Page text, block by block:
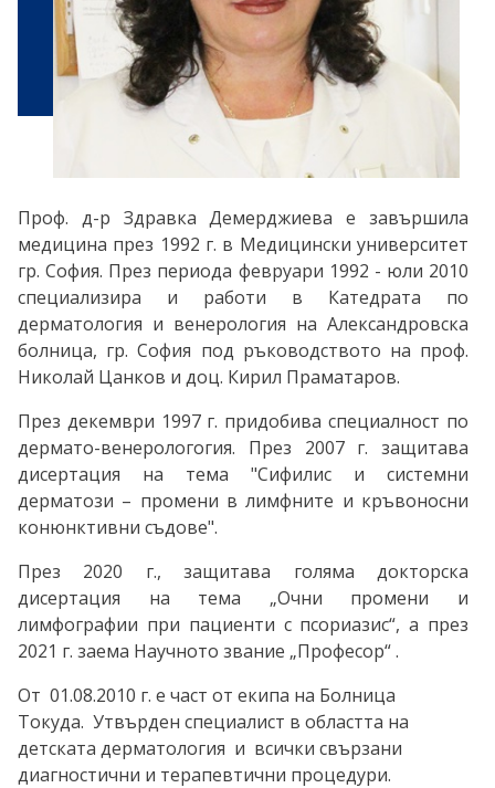
Проф. д-р Здравка Демерджиева е завършила
медицина през 1992 г. в Медицински университет
гр. София. През периода февруари 1992 - юли 2010
специализира и работи в Катедрата по
дерматология и венерология на Александровска
болница, гр. София под ръководството на проф.
Николай Цанков и доц. Кирил Праматаров.
През декември 1997 г. придобива специалност по
дермато-венерологогия. През 2007 г. защитава
дисертация на тема "Сифилис и системни
дерматози – промени в лимфните и кръвоносни
конюнктивни съдове".
През 2020 г., защитава голяма докторска
дисертация на тема „Очни промени и
лимфографии при пациенти с псориазис“, а през
2021 г. заема Научното звание „Професор“ .
От 01.08.2010 г. е част от екипа на Болница
Токуда. Утвърден специалист в областта на
детската дерматология и всички свързани
диагностични и терапевтични процедури.